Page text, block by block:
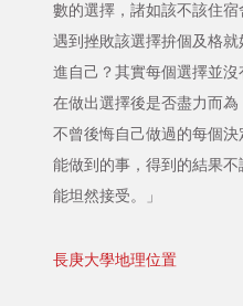
數的選擇，諸如該不該住
遇到挫敗該選擇拚個及格
進自己？其實每個選擇並
在做出選擇後是否盡力而
不曾後悔自己做過的每個
能做到的事，得到的結果
能坦然接受。」
長庚大學地理位置